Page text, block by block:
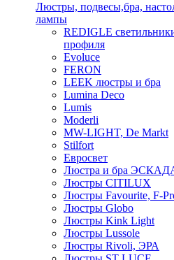
Люстры, подвесы,бра,
лампы
REDIGLE
профиля
Evoluce
FERON
LEEK люстры и бра
Lumina Deco
Lumis
Moderli
MW-LIGHT, De Markt
Stilfort
Евросвет
Люстра и бра
Люстры CITILUX
Люстры Favourite, F-
Люстры Globo
Люстры Kink Light
Люстры Lussole
Люстры Rivoli, ЭРА